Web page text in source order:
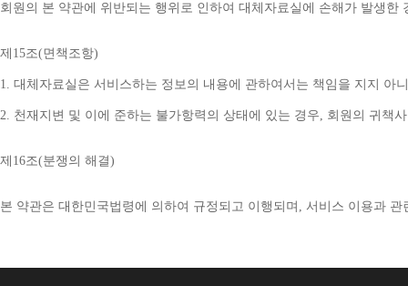
회원의 본 약관에 위반되는 행위로 인하여 대체자료실에 손해가 발생한
제 15조(면책조항)
1. 대체자료실은 서비스하는 정보의 내용에 관하여서는 책임을 지지 아
2. 천재지변 및 이에 준하는 불가항력의 상태에 있는 경우, 회원의 귀책
제 16조(분쟁의 해결)
본 약관은 대한민국법령에 의하여 규정되고 이행되며 , 서비스 이용과 관